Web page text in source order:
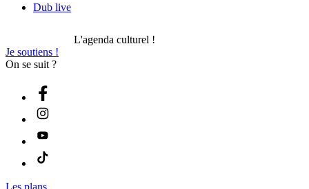
Dub live
L'agenda culturel !
Je soutiens !
On se suit ?
Les plans